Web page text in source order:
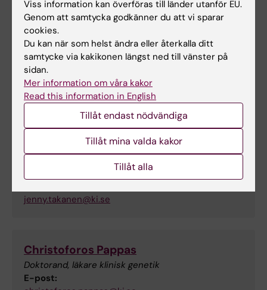
Postdoktor, läkare klinisk genetik
E-post:
ninni.mu@ki.se
Isabel Neira
Biomedicinsk analytiker
Jenny Ottosson Takanen
Docent, läkare klinisk genetik
jenny.takanen@ki.se
Christoforos Pappas
Doktorand, läkare klinisk genetik
E-post:
Viss information kan överföras till länder utanför EU.
Genom att samtycka godkänner du att vi sparar
cookies.
Du kan när som helst ändra eller återkalla ditt
samtycke via kakikonen längst ned till vänster på
sidan.
Mer information om våra kakor
Read this information in English
Tillåt endast nödvändiga
Tillåt mina valda kakor
Tillåt alla